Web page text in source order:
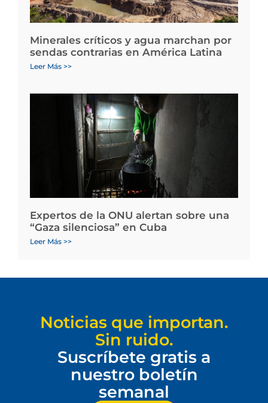
Minerales críticos y agua marchan por
sendas contrarias en América Latina
Leer Más >>
Expertos de la ONU alertan sobre una
“Gaza silenciosa” en Cuba
Leer Más >>
Noticias que importan.
Sin ruido.
Suscríbete gratis a
nuestro boletín
semanal